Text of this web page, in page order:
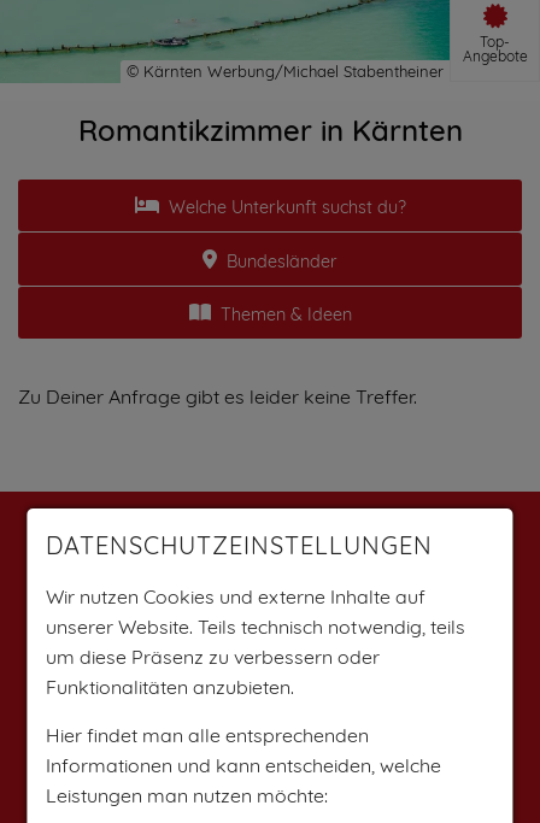
Top-
Angebote
Romantikzimmer in Kärnten
Welche Unterkunft suchst du?
Bundesländer
Themen & Ideen
Zu Deiner Anfrage gibt es leider keine Treffer.
Weitere Angebote findest du auf:
DATENSCHUTZEINSTELLUNGEN
Wir nutzen Cookies und externe Inhalte auf
unserer Website. Teils technisch notwendig, teils
um diese Präsenz zu verbessern oder
Funktionalitäten anzubieten.
Hier findet man alle entsprechenden
Informationen und kann entscheiden, welche
Leistungen man nutzen möchte: